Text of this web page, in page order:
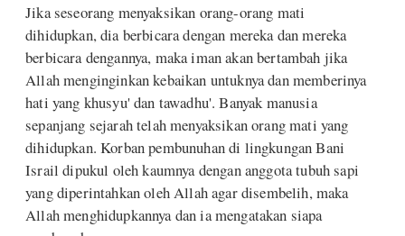
Jika seseorang menyaksikan orang-orang mati
dihidupkan, dia berbicara dengan mereka dan mereka
berbicara dengannya, maka iman akan bertambah jika
Allah menginginkan kebaikan untuknya dan memberinya
hati yang khusyu' dan tawadhu'. Banyak manusia
sepanjang sejarah telah menyaksikan orang mati yang
dihidupkan. Korban pembunuhan di lingkungan Bani
Israil dipukul oleh kaumnya dengan anggota tubuh sapi
yang diperintahkan oleh Allah agar disembelih, maka
Allah menghidupkannya dan ia mengatakan siapa